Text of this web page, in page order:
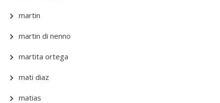
martin
martin di nenno
martita ortega
mati diaz
matias